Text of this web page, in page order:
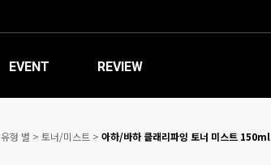
EVENT REVIEW
유형 별 > 토너/미스트 > 아하/바하 클래리파잉 토너 미스트 150ml